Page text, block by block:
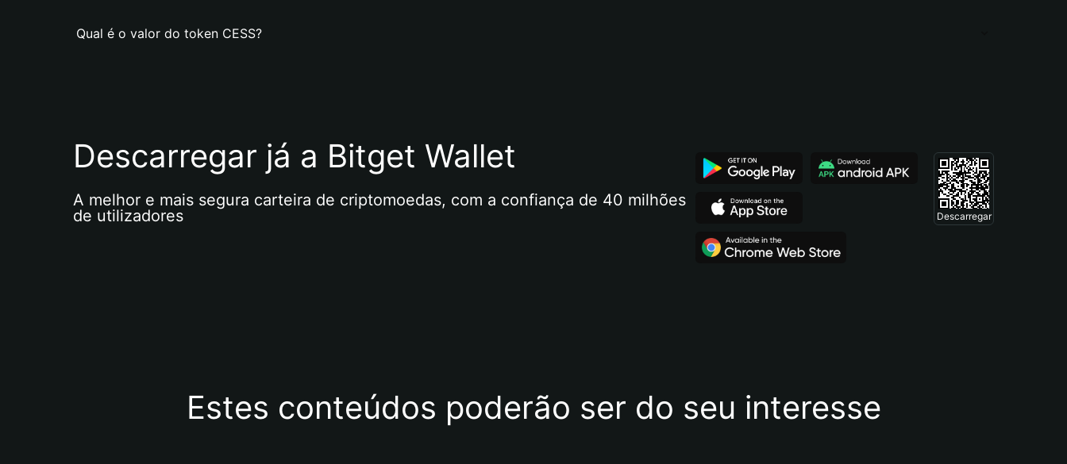
Qual é o valor do token CESS?
Descarregar já a Bitget Wallet
A melhor e mais segura carteira de criptomoedas, com a confiança de 40 milhões
de utilizadores
Descarregar
Estes conteúdos poderão ser do seu interesse